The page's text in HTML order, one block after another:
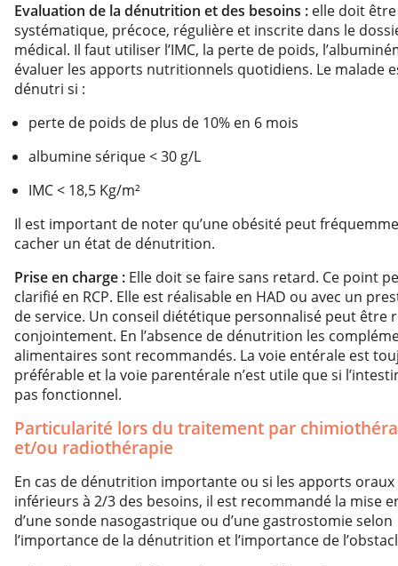
Evaluation de la dénutrition et des besoins : elle doit être
systématique, précoce, régulière et inscrite dans le
médical. Il faut utiliser l’IMC, la perte de poids,
évaluer les apports nutritionnels quotidiens. Le malade
dénutri si :
perte de poids de plus de 10% en 6 mois
albumine sérique < 30 g/L
IMC < 18,5 Kg/m²
Il est important de noter qu’une obésité peut
cacher un état de dénutrition.
Prise en charge : Elle doit se faire sans retard. Ce point
clarifié en RCP. Elle est réalisable en HAD ou avec un
de service. Un conseil diététique personnalisé peut être
conjointement. En l’absence de dénutrition les
alimentaires sont recommandés. La voie entérale est
préférable et la voie parentérale n’est utile que si
pas fonctionnel.
Particularité lors du traitement par
et/ou radiothérapie
En cas de dénutrition importante ou si les apports
inférieurs à 2/3 des besoins, il est recommandé la mise
d’une sonde nasogastrique ou d’une gastrostomie selon
l’importance de la dénutrition et l’importance de